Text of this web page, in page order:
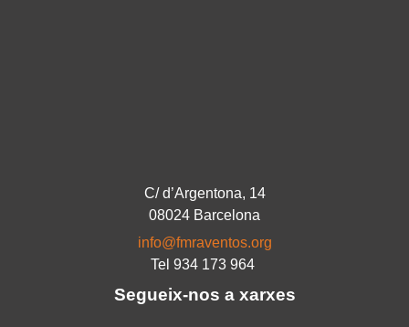
C/ d’Argentona, 14
08024 Barcelona
info@fmraventos.org
Tel 934 173 964
Segueix-nos a xarxes